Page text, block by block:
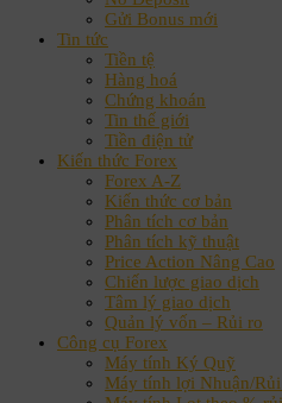
Gửi Bonus mới
Tin tức
Tiền tệ
Hàng hoá
Chứng khoán
Tin thế giới
Tiền điện tử
Kiến thức Forex
Forex A-Z
Kiến thức cơ bản
Phân tích cơ bản
Phân tích kỹ thuật
Price Action Nâng Cao
Chiến lược giao dịch
Tâm lý giao dịch
Quản lý vốn – Rủi ro
Công cụ Forex
Máy tính Ký Quỹ
Máy tính lợi Nhuận/